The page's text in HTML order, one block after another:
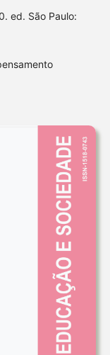
ed. São Paulo: